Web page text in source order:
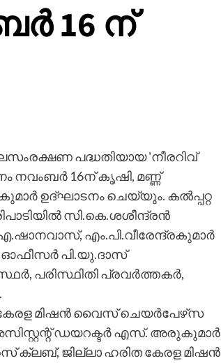
16 ന്
പദ്ധതിയായ 'നീരറിവ്
നവംബര്‍ 16ന് കൃഷി, മണ്ണ്
ഉദ്ഘാടനം ചെയ്യും. കല്‍പ്പറ്റ
സി.കെ.ശശീന്ദ്രന്‍
എം.പി.വീരേന്ദ്രകുമാര്‍
ഓഫീസര്‍ പി.യു.ദാസ്
പരിസ്ഥിതി പ്രവര്‍ത്തകര്‍,
മിഷന്‍ വൈസ് ചെയര്‍പേഴ്‌സ
ഡയറക്ടര്‍ എസ്. അരുകുമാര്‍
ക്ലബ്, ജില്ലാ ഹരിത കേരള മിഷന്‍